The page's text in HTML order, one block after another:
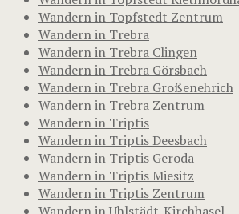
Wandern in Topfstedt Zentrum
Wandern in Trebra
Wandern in Trebra Clingen
Wandern in Trebra Görsbach
Wandern in Trebra Großenehrich
Wandern in Trebra Zentrum
Wandern in Triptis
Wandern in Triptis Deesbach
Wandern in Triptis Geroda
Wandern in Triptis Miesitz
Wandern in Triptis Zentrum